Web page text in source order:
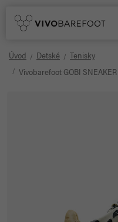
Úvod Detské
Tenisky
Vivobarefoot GOBI